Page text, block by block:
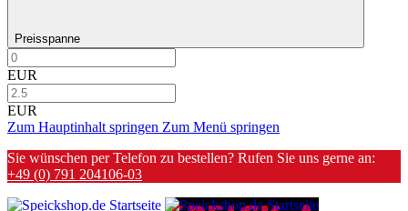
Preisspanne
EUR
EUR
Zum Hauptinhalt springen Zum Menü springen
Sie wünschen per Telefon zu bestellen? Rufen Sie uns gerne an:
+49 (0) 791 204106-03